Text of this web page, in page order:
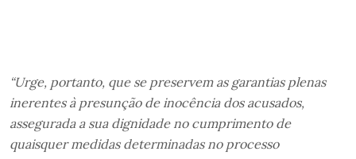
“Urge, portanto, que se preservem as garantias plenas
inerentes à presunção de inocência dos acusados,
assegurada a sua dignidade no cumprimento de
quaisquer medidas determinadas no processo